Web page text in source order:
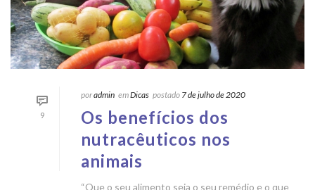
9
poradmin emDicas postado 7 de julho de 2020
Os benefícios dos
nutracêuticos nos
animais
“Que o seu alimento seja o seu remédio e o que